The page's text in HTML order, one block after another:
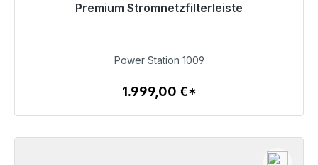
Premium Stromnetzfilterleiste
Sofort versandfertig, Lieferzeit 48h*
Zum Artikel
Power Station 1009
1.999,00 €*